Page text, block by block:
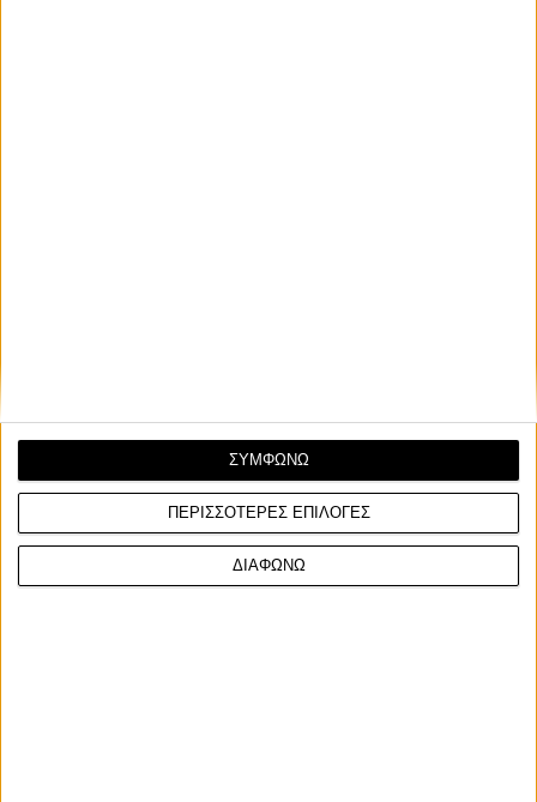
ΠΕΡΙΣΣΟΤΕΡΕΣ ΕΠΙΛΟΓΕΣ
ΔΙΑΦΩΝΩ
ΣΥΜΦΩΝΩ
Βάθρο για τον 12χρονο Αντώνη Bεντούρα στον
αγώνα MotoRcWorld του Σαββάτου 14/9 στη
Ο 12χρονος Έλληνας αγωνιζόμενος Αντώνης Βεντούρας
βρέθηκε στη Ρουμανια για τον αγώνα MotoRcWorld, με...